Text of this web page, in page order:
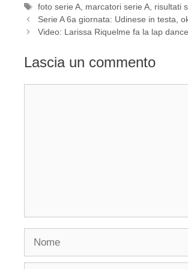
Tag
foto serie A, marcatori serie A, risultati
Serie A 6a giornata: Udinese in testa,
Video: Larissa Riquelme fa la lap dance
Lascia un commento